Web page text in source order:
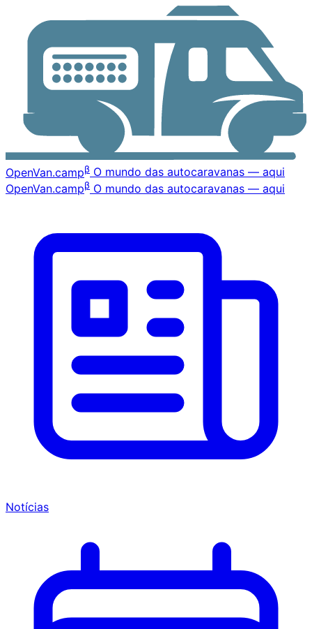
OpenVan.campβ O mundo das autocaravanas — aqui
OpenVan.campβ O mundo das autocaravanas — aqui
Notícias